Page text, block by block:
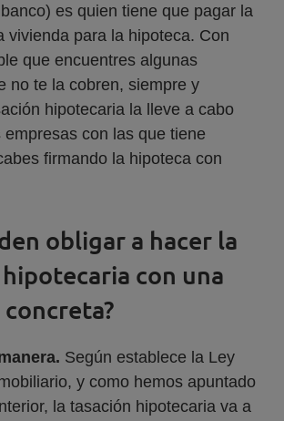
es quien tiene que pagar la
vivienda para la hipoteca. Con
que encuentres algunas
no te la cobren, siempre y
hipotecaria la lleve a cabo
empresas con las que tiene
firmando la hipoteca con
obligar a hacer la
con una
Según establece la Ley
y como hemos apuntado
la tasación hipotecaria va a